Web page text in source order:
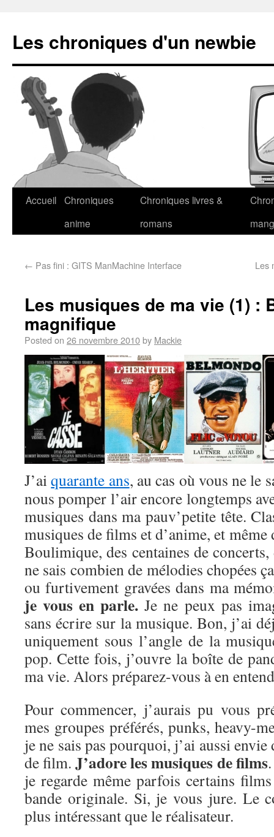
Les chroniques d'un newbie
Accueil Chroniques
anime
Chroniques livres &
romans
← Pas fini : GITS ManMachine Interface Les
Les musiques de ma vie (1) :
magnifique
Posted on 26 novembre 2010by Mackie
J’aiquarante ans, au cas où vous ne le
nous pomper l’air encore longtemps
musiques dans ma pauv’petite tête.
musiques de films et d’anime, et
Boulimique, des centaines de
ne sais combien de mélodies chopées
ou furtivement gravées dans ma
je vous en parle. Je ne peux pas
sans écrire sur la musique. Bon, j’ai
uniquement sous l’angle de la
pop. Cette fois, j’ouvre la boîte de
ma vie. Alors préparez-vous à en
Pour commencer, j’aurais pu vous
mes groupes préférés, punks, heavy-
je ne sais pas pourquoi, j’ai aussi
de film.J’adore les musiques de films
je regarde même parfois certains
bande originale. Si, je vous jure. Le
plus intéressant que le réalisateur.